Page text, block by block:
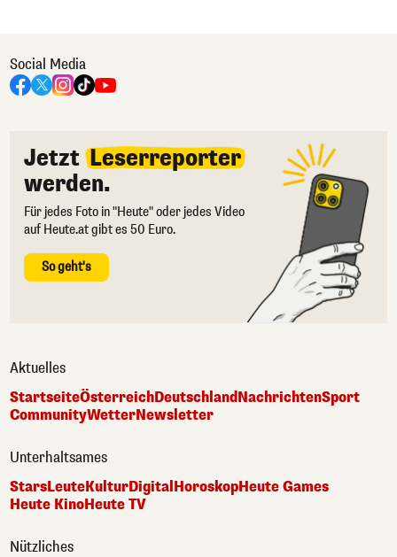
Social Media
Jetzt Leserreporter
werden.
Für jedes Foto in "Heute" oder jedes Video
auf Heute.at gibt es 50 Euro.
So geht's
Aktuelles
StartseiteÖsterreichDeutschlandNachrichtenSport
CommunityWetterNewsletter
Unterhaltsames
StarsLeuteKulturDigitalHoroskopHeute Games
Heute KinoHeute TV
Nützliches